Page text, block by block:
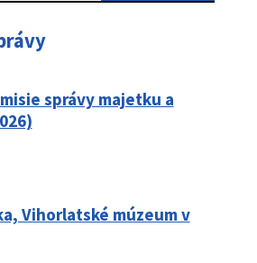
správy majetku a
Vihorlatské múzeum v